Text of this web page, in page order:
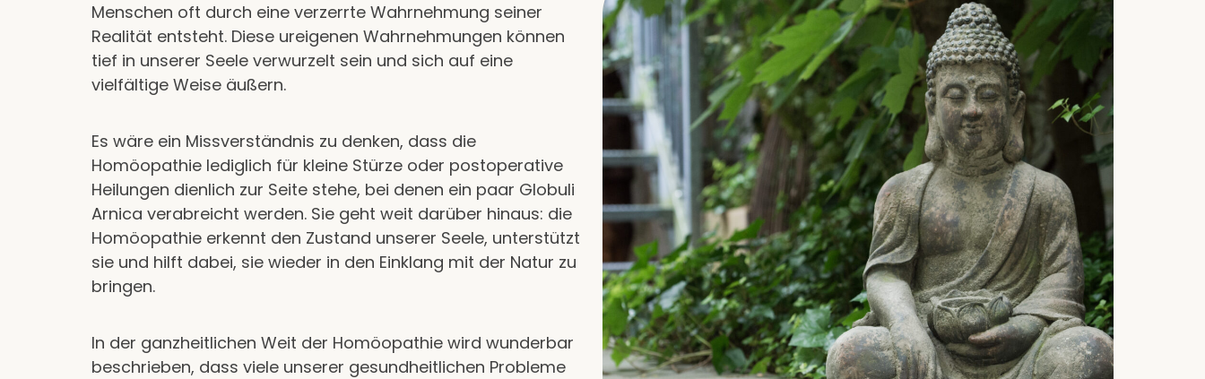
Menschen oft durch eine verzerrte Wahrnehmung seiner
Realität entsteht. Diese ureigenen Wahrnehmungen können
tief in unserer Seele verwurzelt sein und sich auf eine
vielfältige Weise äußern.
Es wäre ein Missverständnis zu denken, dass die
Homöopathie lediglich für kleine Stürze oder postoperative
Heilungen dienlich zur Seite stehe, bei denen ein paar Globuli
Arnica verabreicht werden. Sie geht weit darüber hinaus: die
Homöopathie erkennt den Zustand unserer Seele, unterstützt
sie und hilft dabei, sie wieder in den Einklang mit der Natur zu
bringen.
In der ganzheitlichen Weit der Homöopathie wird wunderbar
beschrieben, dass viele unserer gesundheitlichen Probleme